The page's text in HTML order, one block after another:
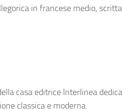
in francese medio,
casa editrice Interlinea
classica e moderna.